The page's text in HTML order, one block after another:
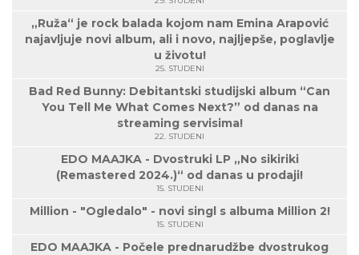
„Ruža“ je rock balada kojom nam Emina Arapović
najavljuje novi album, ali i novo, najljepše, poglavlje
u životu!
25. STUDENI
Bad Red Bunny: Debitantski studijski album “Can
You Tell Me What Comes Next?” od danas na
streaming servisima!
22. STUDENI
EDO MAAJKA - Dvostruki LP „No sikiriki
(Remastered 2024.)“ od danas u prodaji!
15. STUDENI
Million - "Ogledalo" - novi singl s albuma Million 2!
15. STUDENI
EDO MAAJKA - Počele prednarudžbe dvostrukog